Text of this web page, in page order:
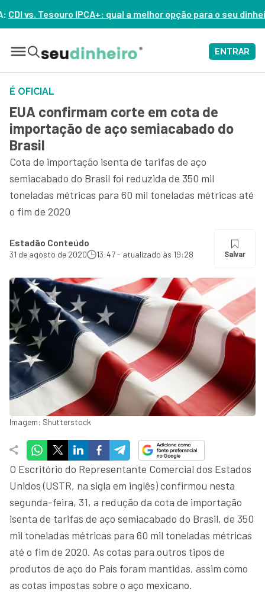
a melhor opção para o seu dinheiro hoje? – ASSISTA
ENTRAR
É OFICIAL
EUA confirmam corte em cota de
importação de aço semiacabado do
Brasil
Cota de importação isenta de tarifas de aço
semiacabado do Brasil foi reduzida de 350 mil
toneladas métricas para 60 mil toneladas métricas até
o fim de 2020
Estadão Conteúdo
31 de agosto de 2020 13:47 - atualizado às 19:28 Salvar
Imagem: Shutterstock
O Escritório do Representante Comercial dos Estados
Unidos (USTR, na sigla em inglês) confirmou nesta
segunda-feira, 31, a redução da cota de importação
isenta de tarifas de aço semiacabado do Brasil, de 350
mil toneladas métricas para 60 mil toneladas métricas
até o fim de 2020. As cotas para outros tipos de
produtos de aço do País foram mantidas, assim como
as cotas impostas sobre o aço mexicano.